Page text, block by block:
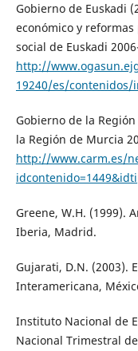
Gobierno de Euskadi
económico y
social de Euskadi
http://
19240/es/
Gobierno de la
la Región de Murcia
http://www.carm.es/
Greene, W.H. (1999).
Iberia, Madrid.
Gujarati, D.N. (2003).
Interamericana,
Instituto Nacional de
Nacional Trimestral